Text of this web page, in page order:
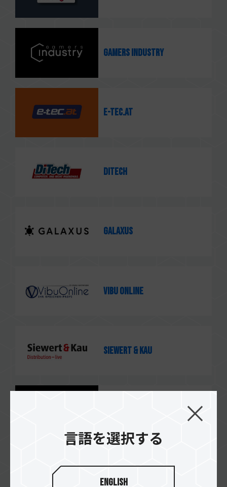
Gamers Industry
e-tec.at
DiTech
GALAXUS
Vibu Online
Siewert & Kau
Mindfactory.de
言語を選択する
English